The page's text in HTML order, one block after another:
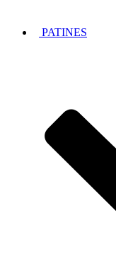
PATINES